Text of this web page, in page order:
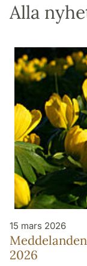
Alla
15 mars 2026
2026